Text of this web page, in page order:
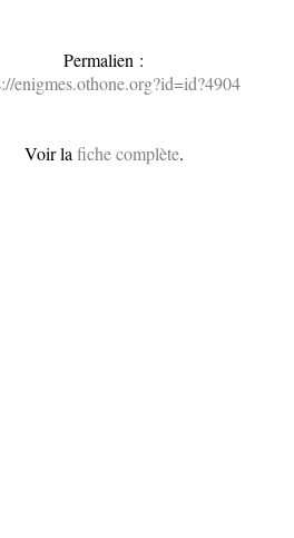
Permalien :
enigmes.othone.org?id=id?4904
Voir la fiche complète.